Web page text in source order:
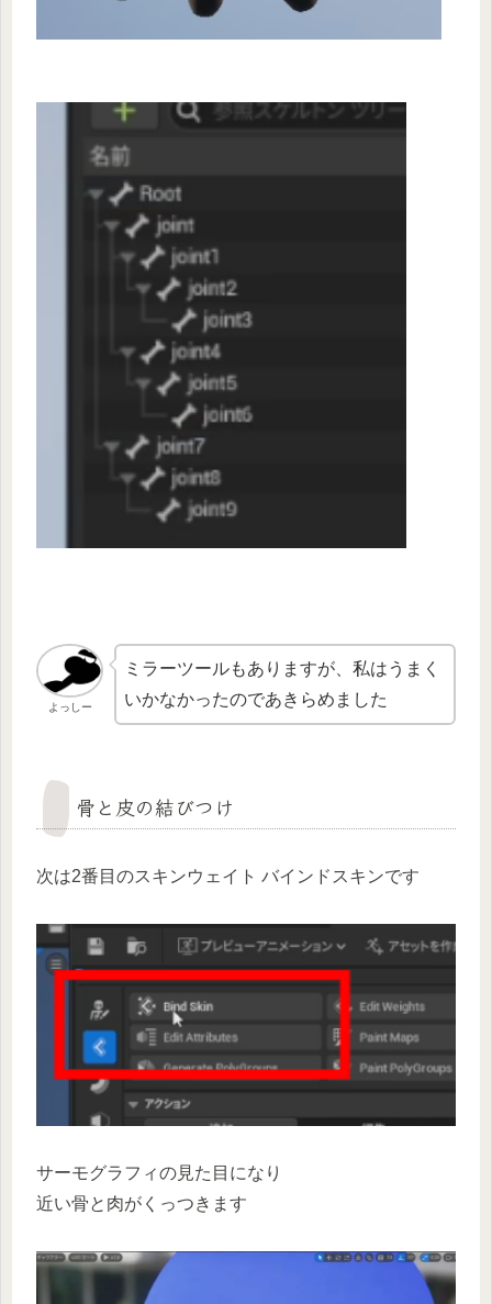
よっしー
ミラーツールもありますが、私はうまく
いかなかったのであきらめました
骨と皮の結びつけ
次は2番目のスキンウェイト バインドスキンです
サーモグラフィの見た目になり
近い骨と肉がくっつきます